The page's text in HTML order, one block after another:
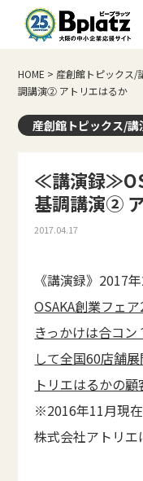
HOME > 産創館トピックス/
調講演② アトリエはるか
産創館トピックス/講
≪講演録
基調講演②
2017.04.17
《講演録》2017
OSAKA創業フェ
きっかけは合コ
して全国60店舗
トリエはるかの
※2016年11月現在
株式会社アトリ